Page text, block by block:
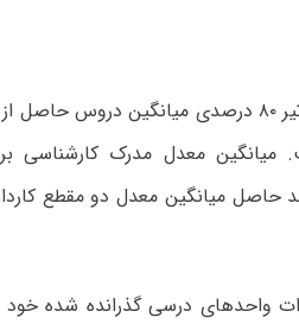
معدل مدرک کارشناسی
حاصل میانگین معدل دو مقطع